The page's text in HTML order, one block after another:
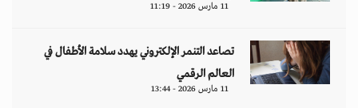
11 مارس 2026 - 11:19
تصاعد التنمر الإلكتروني يهدد سلامة الأطفال في
العالم الرقمي
11 مارس 2026 - 13:44